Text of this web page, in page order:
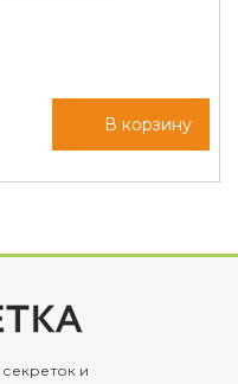
В корзину
и